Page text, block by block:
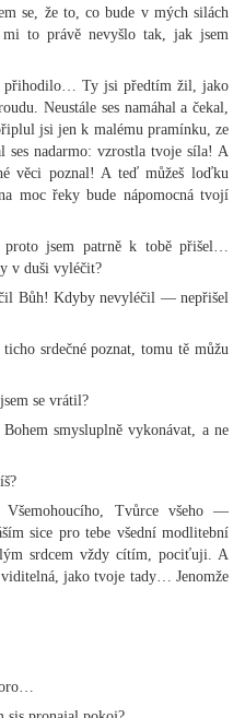
se, že to, co bude v mých silách
to právě nevyšlo tak, jak jsem
Ty jsi předtím žil, jako
Neustále ses namáhal a čekal,
jsi jen k malému pramínku, ze
ses nadarmo: vzrostla tvoje síla! A
věci poznal! A teď můžeš loďku
moc řeky bude nápomocná tvojí
jsem patrně k tobě přišel…
v duši vyléčit?
Bůh! Kdyby nevyléčil — nepřišel
srdečné poznat, tomu tě můžu
se vrátil?
smysluplně vykonávat, a ne
Tvůrce všeho —
sice pro tebe všední modlitební
srdcem vždy cítím, pociťuji. A
jako tvoje tady… Jenomže